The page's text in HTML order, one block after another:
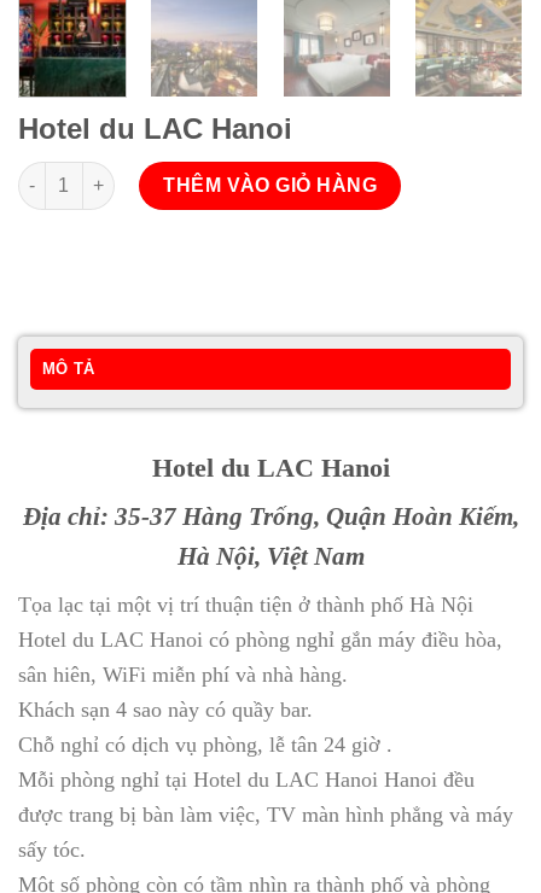
Hotel du LAC Hanoi
Hotel du LAC Hanoi số lượng
THÊM VÀO GIỎ HÀNG
MÔ TẢ
Hotel du LAC Hanoi
Địa chỉ: 35-37 Hàng Trống, Quận Hoàn Kiếm,
Hà Nội, Việt Nam
Tọa lạc tại một vị trí thuận tiện ở thành phố Hà Nội
Hotel du LAC Hanoi có phòng nghỉ gắn máy điều hòa,
sân hiên, WiFi miễn phí và nhà hàng.
Khách sạn 4 sao này có quầy bar.
Chỗ nghỉ có dịch vụ phòng, lễ tân 24 giờ .
Mỗi phòng nghỉ tại Hotel du LAC Hanoi Hanoi đều
được trang bị bàn làm việc, TV màn hình phẳng và máy
sấy tóc.
Một số phòng còn có tầm nhìn ra thành phố và phòng